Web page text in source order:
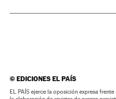
©EDICIONES EL PAÍS
EL PAÍS ejerce la oposición expresa